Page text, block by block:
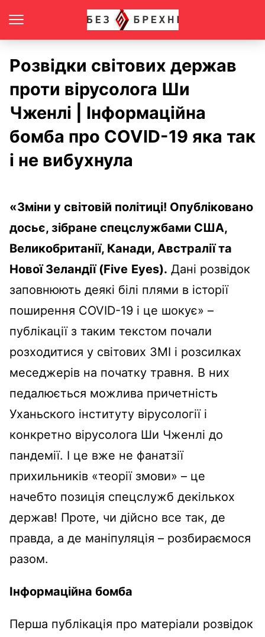
Розвідки світових держав
проти вірусолога Ши
Чженлі | Інформаційна
бомба про COVID-19 яка так
і не вибухнула
«Зміни у світовій політиці! Опубліковано
досьє, зібране спецслужбами США,
Великобританії, Канади, Австралії та
Нової Зеландії (Five Eyes). Дані розвідок
заповнюють деякі білі плями в історії
поширення COVID-19 і це шокує» –
публікації з таким текстом почали
розходитися у світових ЗМІ і розсилках
меседжерів на початку травня. В них
педалюється можлива причетність
Уханьского інституту вірусології і
конкретно вірусолога Ши Чженлі до
пандемії. І це вже не фанатзії
прихильників «теорії змови» – це
начебто позиція спецслужб декількох
держав! Проте, чи дійсно все так, де
правда, а де маніпуляція – розбираємося
разом.
Інформаційна бомба
Перша публікація про матеріали розвідок